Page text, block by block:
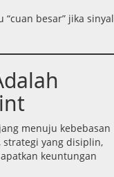
besar” jika sinyal
menuju kebebasan
strategi yang disiplin,
keuntungan